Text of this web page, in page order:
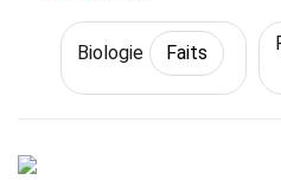
Biologie Faits